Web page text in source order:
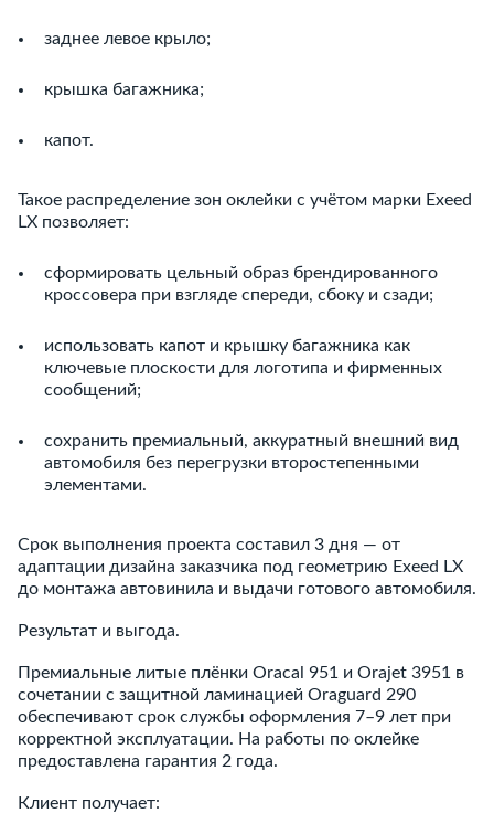
заднее левое крыло;
крышка багажника;
капот.
Такое распределение зон оклейки с учётом марки Exeed
LX позволяет:
сформировать цельный образ брендированного
кроссовера при взгляде спереди, сбоку и сзади;
использовать капот и крышку багажника как
ключевые плоскости для логотипа и фирменных
сообщений;
сохранить премиальный, аккуратный внешний вид
автомобиля без перегрузки второстепенными
элементами.
Срок выполнения проекта составил 3 дня — от
адаптации дизайна заказчика под геометрию Exeed LX
до монтажа автовинила и выдачи готового автомобиля.
Результат и выгода.
Премиальные литые плёнки Oracal 951 и Orajet 3951 в
сочетании с защитной ламинацией Oraguard 290
обеспечивают срок службы оформления 7–9 лет при
корректной эксплуатации. На работы по оклейке
предоставлена гарантия 2 года.
Клиент получает: